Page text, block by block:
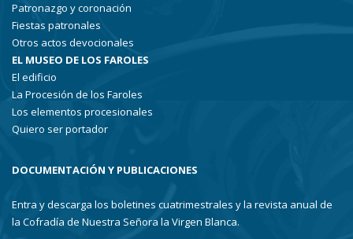
Patronazgo y coronación
Fiestas patronales
Otros actos devocionales
EL MUSEO DE LOS FAROLES
El edificio
La Procesión de los Faroles
Los elementos procesionales
Quiero ser portador
DOCUMENTACIÓN Y PUBLICACIONES
Entra y descarga los boletines cuatrimestrales y la revista anual de
la Cofradía de Nuestra Señora la Virgen Blanca.